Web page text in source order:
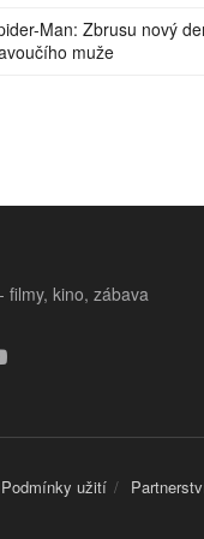
Man: Zbrusu nový
muže
filmy, kino, zábava
Podmínky užití